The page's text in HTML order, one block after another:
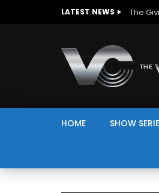
LATEST NEWS The
HOME SHOW